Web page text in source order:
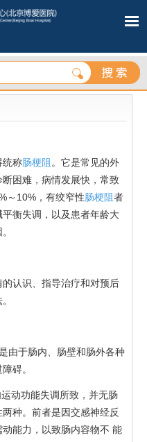
统称肠梗阻 。它是常见的外
断困难，病情发展快，常致
～10%，有绞窄性肠梗阻者
衡失调，以及患者年龄大
认识、指导治疗和对预后
由于肠内、肠壁和肠外各种
碍。
动功能失调所致，并无肠
种。前者是因交感神经反
能力，以致肠内容物不 能